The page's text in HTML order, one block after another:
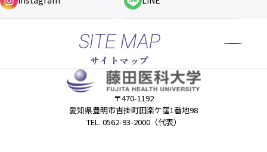
SITE MAP
サイトマップ
〒470-1192
愛知県豊明市沓掛町田楽ケ窪1番地98
TEL. 0562-93-2000（代表）